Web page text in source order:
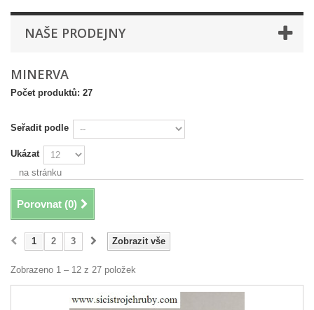
NAŠE PRODEJNY
MINERVA
Počet produktů: 27
Seřadit podle
Ukázat
na stránku
Porovnat (0)
Zobrazit vše
1 2 3
Zobrazeno 1 – 12 z 27 položek